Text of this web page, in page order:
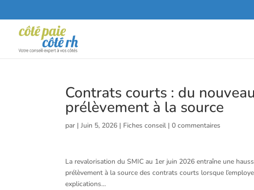
Contrats courts : du
prélèvement à la source
par |Juin 5, 2026 | Fiches conseil |0 commentaires
La revalorisation du SMIC au 1er juin 2026 entraîne une
prélèvement à la source des contrats courts lorsque
explications…